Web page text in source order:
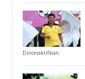
Hal-
Hal
Penting
Sebelum
Lihat
Hasil
Dinonaktifkan
Beny
Dollo